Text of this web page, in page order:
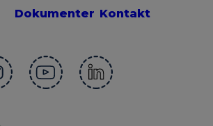
Dokumenter Kontakt